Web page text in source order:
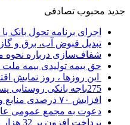
جدید محبوب تصادفی
اجرای برنامه تحول بانک
تبدیل قبوض آب، برق و گاز
شفاف‌سازی درباره نحوه
حق بیمه تولیدی بیمه ملت در
این روزها ، روز نمایش
275باجه بانکی روستایی پست بانک ایران منابع خود را به بیش از ۱۰۰ میلیارد ریال افزایش دادند
افزایش ۷۰ درصدی منابع و ۱۳۲ درصدی ضمانت‌نامه‌های ریالی صادره پست بانک ایران در چهارماهه اول سال 1405
دعوت به مجمع عمومی
پرداخت افزون بر 32 هزار میلیارد ریال تسهیلات قرض الحسنه ازدواج و فرزندآوری توسط بانک کشاورزی